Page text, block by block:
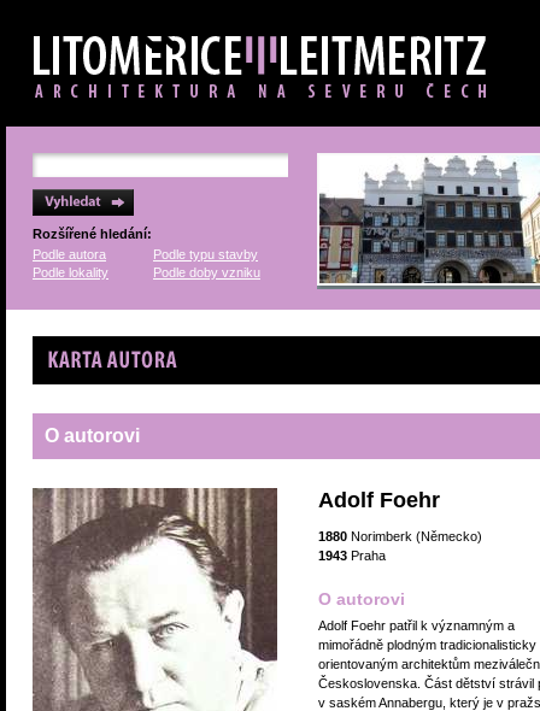
Rozšířené hledání:
Podle autora
Podle typu stavby
Podle lokality
Podle doby vzniku
Karta autora
O autorovi
Adolf Foehr
1880 Norimberk (Německo)
1943 Praha
O autorovi
Adolf Foehr patřil k významným a
mimořádně plodným tradicionalisticky
orientovaným architektům
Československa. Část dětství strávil
v saském Annabergu, který je v